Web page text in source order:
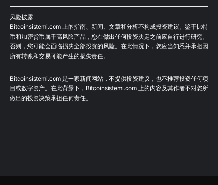
风险披露：
Bitcoinsistemi.com 上的指南、新闻、文章和分析不构成投资建议。鉴于比特
币和加密货币属于高风险产品，您在做出任何投资决定之前应自行进行研究。
否则，您可能会面临损失全部投资的风险。在此情况下，您应当知悉并承担因
所有转账和交易可能产生的损失责任。
Bitcoinsistemi.com 是一家新闻网站，不提供投资建议，也不推荐投资任何项
目或数字资产。在此背景下，Bitcoinsistemi.com 上的内容及其作者不对您所
做出的投资决策承担任何责任。